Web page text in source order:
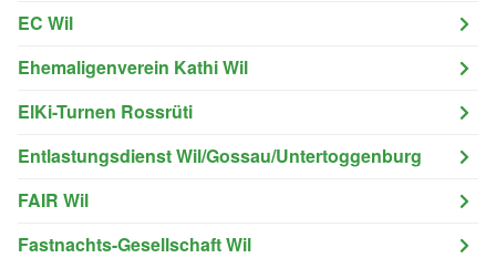
EC Wil
Ehemaligenverein Kathi Wil
ElKi-Turnen Rossrüti
Entlastungsdienst Wil/Gossau/Untertoggenburg
FAIR Wil
Fastnachts-Gesellschaft Wil